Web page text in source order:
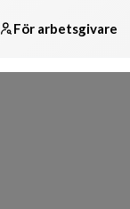
För arbetsgivare